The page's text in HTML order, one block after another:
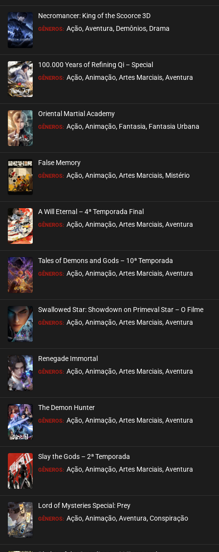
EPISÓDIO 22
outubro 14, 2020
EPISÓDIO 21
setembro 17, 2020
EPISÓDIO 20
setembro 17, 2020
EPISÓDIO 19
setembro 17, 2020
EPISÓDIO 18
setembro 17, 2020
EPISÓDIO 17
setembro 01, 2020
EPISÓDIO 16
setembro 01, 2020
EPISÓDIO 15
setembro 01, 2020
EPISÓDIO 14
EPISÓDIO 13
EPISÓDIO 12
Necromancer: King of the Scoorce 3D
GÊNEROS: Ação, Aventura, Demônios, Drama
100.000 Years of Refining Qi – Special
GÊNEROS: Ação, Animação, Artes Marciais, Aventura
Oriental Martial Academy
GÊNEROS: Ação, Animação, Fantasia, Fantasia Urbana
False Memory
GÊNEROS: Ação, Animação, Artes Marciais, Mistério
A Will Eternal – 4ª Temporada Final
GÊNEROS: Ação, Animação, Artes Marciais, Aventura
Tales of Demons and Gods – 10ª Temporada
GÊNEROS: Ação, Animação, Artes Marciais, Aventura
Swallowed Star: Showdown on Primeval Star – O Filme
GÊNEROS: Ação, Animação, Artes Marciais, Aventura
Renegade Immortal
GÊNEROS: Ação, Animação, Artes Marciais, Aventura
The Demon Hunter
GÊNEROS: Ação, Animação, Artes Marciais, Aventura
Slay the Gods – 2ª Temporada
GÊNEROS: Ação, Animação, Artes Marciais, Aventura
Lord of Mysteries Special: Prey
GÊNEROS: Ação, Animação, Aventura, Conspiração